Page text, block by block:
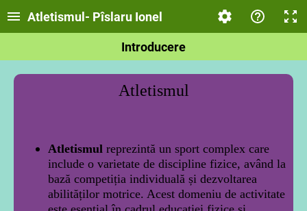
Atletismul- Pîslaru Ionel
Introducere
Atletismul
Atletismul reprezintă un sport complex care
include o varietate de discipline fizice, având la
bază competiția individuală și dezvoltarea
abilităților motrice. Acest domeniu de activitate